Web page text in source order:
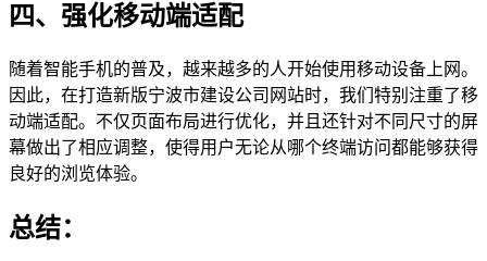
四、强化移动端适配
随着智能手机的普及，越来越多的人开始使用移动设备上网。
因此，在打造新版宁波市建设公司网站时，我们特别注重了移
动端适配。不仅页面布局进行优化，并且还针对不同尺寸的屏
幕做出了相应调整，使得用户无论从哪个终端访问都能够获得
良好的浏览体验。
总结：